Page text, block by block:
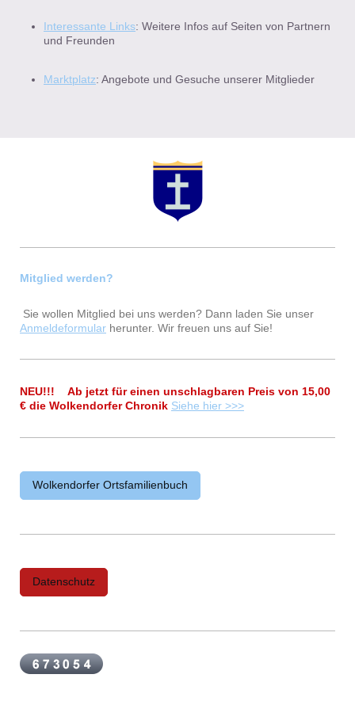
Interessante Links: Weitere Infos auf Seiten von Partnern
und Freunden
Marktplatz: Angebote und Gesuche unserer Mitglieder
Mitglied werden?
Sie wollen Mitglied bei uns werden? Dann laden Sie unser
Anmeldeformular herunter. Wir freuen uns auf Sie!
NEU!!! Ab jetzt für einen unschlagbaren Preis von 15,00
€ die Wolkendorfer Chronik Siehe hier >>>
Wolkendorfer Ortsfamilienbuch
Datenschutz